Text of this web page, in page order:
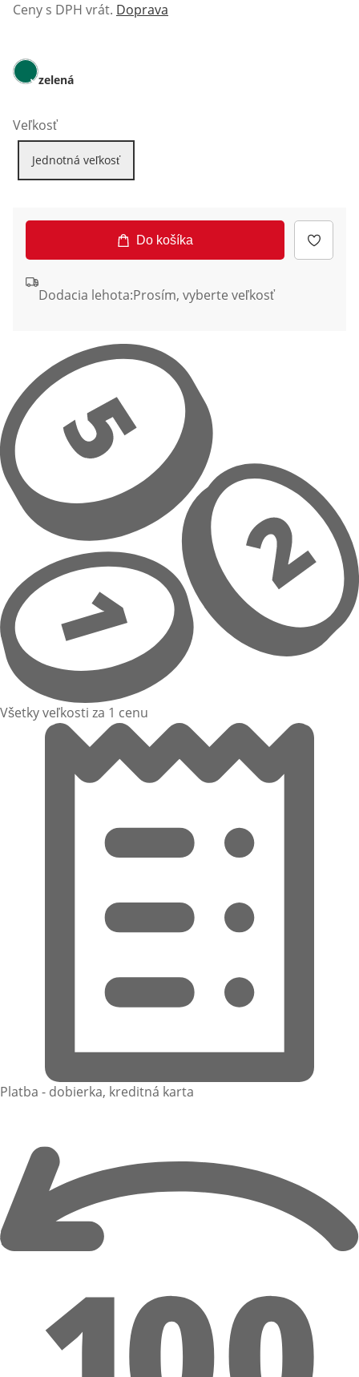
Ceny s DPH vrát. Doprava
zelená
Veľkosť
Jednotná veľkosť
Do košíka
Dodacia lehota:Prosím, vyberte veľkosť
Všetky veľkosti za 1 cenu
Platba - dobierka, kreditná karta